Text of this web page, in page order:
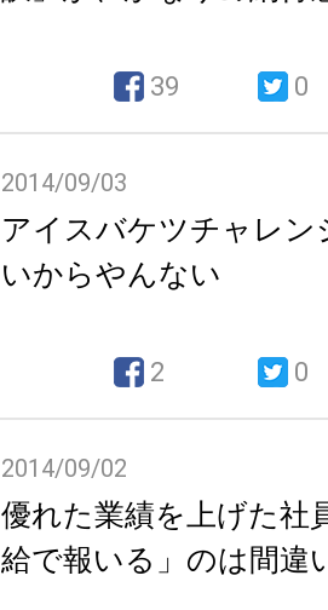
39 0
2014/09/03
アイスバケツチャレン
いからやんない
2 0
2014/09/02
優れた業績を上げた社
給で報いる」のは間違